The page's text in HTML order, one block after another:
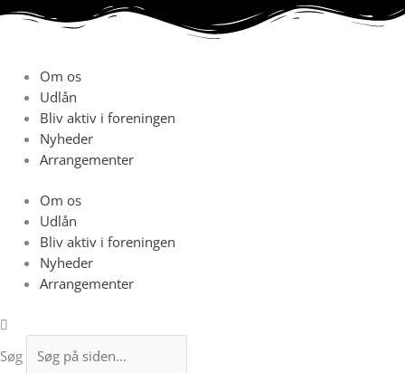
Gå
Om os
Udlån
Bliv aktiv i foreningen
Nyheder
Arrangementer
Om os
Udlån
Bliv aktiv i foreningen
Nyheder
Arrangementer
Søg